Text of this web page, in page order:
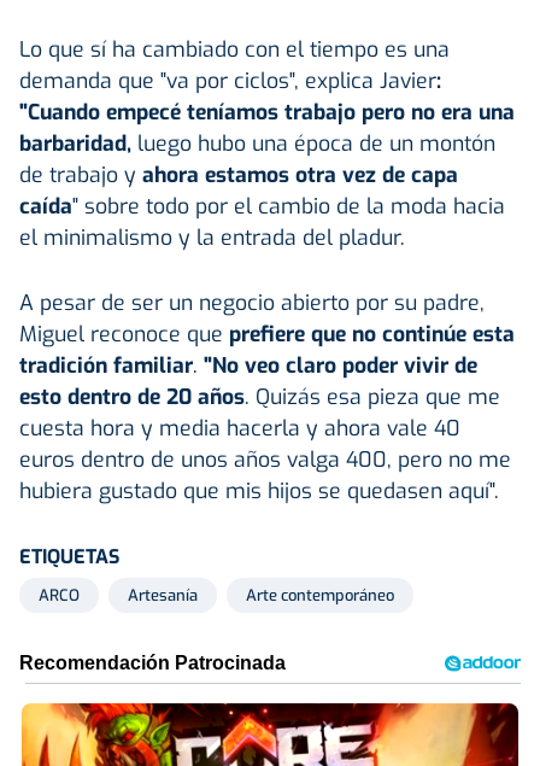
Lo que sí ha cambiado con el tiempo es una
demanda que "va por ciclos", explica Javier:
"Cuando empecé teníamos trabajo pero no era una
barbaridad, luego hubo una época de un montón
de trabajo y ahora estamos otra vez de capa
caída" sobre todo por el cambio de la moda hacia
el minimalismo y la entrada del pladur.
A pesar de ser un negocio abierto por su padre,
Miguel reconoce que prefiere que no continúe esta
tradición familiar. "No veo claro poder vivir de
esto dentro de 20 años. Quizás esa pieza que me
cuesta hora y media hacerla y ahora vale 40
euros dentro de unos años valga 400, pero no me
hubiera gustado que mis hijos se quedasen aquí".
ETIQUETAS
ARCO Artesanía Arte contemporáneo